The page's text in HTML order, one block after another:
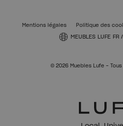
© 2026 Muebles Lufe -
Mentions légales Politique des
MEUBLES LUFE FR /